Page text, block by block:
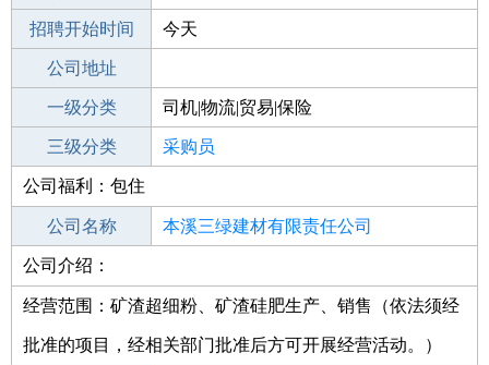
公司电话
招聘开始时间 今天
招聘结束时间
公司地址
一级分类 司机|物流|贸易|保险
二级分类 贸易/采购
三级分类 采购员
其他行业
公司福利：包住
公司名称 本溪三绿建材有限责任公司
公司类型
公司介绍：
经营范围：矿渣超细粉、矿渣硅肥生产、销售（依法须经
批准的项目，经相关部门批准后方可开展经营活动。）